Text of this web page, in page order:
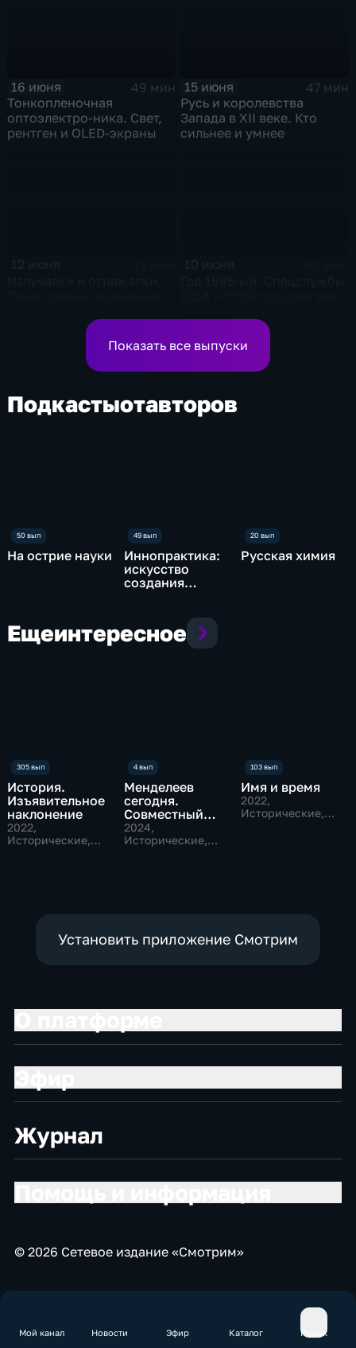
Мой канал Новости Эфир Каталог Поиск
16 июня
49 мин
Тонкопленочная
оптоэлектро-ника. Свет,
рентген и OLED-экраны
15 июня
47 мин
Русь и королевства
Запада в XII веке. Кто
сильнее и умнее
вершинам власти
Показать все выпуски
Подкастыотавторов
На острие науки
Иннопрактика:
искусство
создания
Русская химия
Ещеинтересное
История.
Изъявительное
наклонение
2022,
Исторические,
Менделеев
сегодня.
Совместный
проект с
Фестивалем
2024,
Исторические,
Имя и время
2022,
Исторические,
Установить приложение Смотрим
Журнал
© 2026 Сетевое издание «Смотрим»